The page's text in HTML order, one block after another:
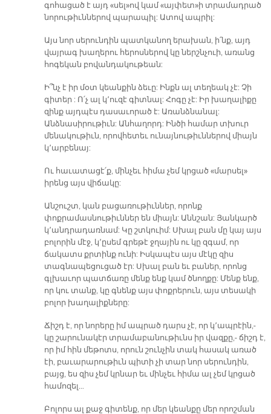
գոհացած է այդ «սել»ով կամ «այփետ»ի տրամադրած
նորութիւններով պարապիլ: Ատով ապրիլ:
Այս նոր սերունդին պատկանող երախան, ի՛նք, այդ
վայրագ խաղերու հերոսներով կը ներշնչուի, առանց
հոգեկան բովանդակութեան:
Ի՞նչ է իր մօտ կեանքին ձեւը: Ինքն ալ տեղեակ չէ: Չի
գիտեր : Ո՛չ ալ կ՚ուզէ գիտնալ: Հոգը չէ: Իր խաղալիքը
զինք այդպէս դասաւորած է: Առանձնանալ:
Անձնասիրութիւն: Անհաղորդ: Ինծի համար տխուր
մենակութիւն, որովհետեւ ունայնութիւններով միայն
կ՚արբենայ:
Ու հաւատացէ՛ք, մինչեւ հիմա չեմ կրցած «մարսել»
իրենց այս վիճակը:
Անշուշտ, կան բացառութիւններ, որոնք
փոքրամասնութիւններ են միայն: Աննշան: Յանկարծ
կ՚անդրադառնամ: Կը շտկուիմ: Սխալ բան մը կայ այս
բոլորին մէջ, կ՚ըսեմ գրեթէ ջղային ու կը զգամ, որ
ճակատս քրտինք ունի: Իսկապէս այս մէկը զիս
տագնապեցուցած էր: Սխալ բան եւ բաներ, որոնց
գլխաւոր պատճառը մենք ենք կամ ծնողքը: Մենք ենք,
որ կու տանք, կը գնենք այս փոքրերուն, այս տեսակի
բոլոր խաղալիքները:
Ճիշդ է, որ նորերը իմ ապրած դարս չէ, որ կ՚ապրէին,-
կը շարունակէր տրամաբանութիւնս իր վազքը,- ճիշդ է,
որ իմ հին մեթոտս, որուն շունչին տակ հասակ առած
էի, բաւարարութիւն պիտի չի տար նոր սերունդին,
բայց, ես զիս չեմ կրնար եւ մինչեւ հիմա ալ չեմ կրցած
համոզել…
Բոլորս ալ քաջ գիտենք, որ մեր կեանքը մեր որոշման